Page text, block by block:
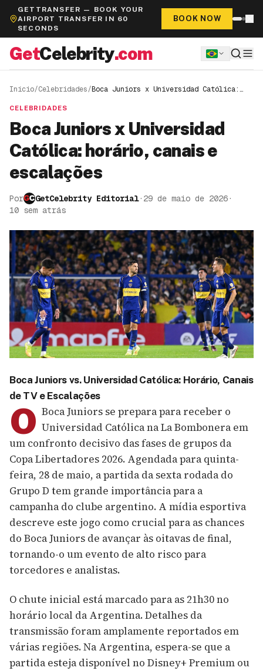
GETTRANSFER — BOOK YOUR
AIRPORT TRANSFER IN 60
SECONDS
BOOK NOW
GetCelebrity.com
Início/Celebridades/Boca Juniors x Universidad Católica:
CELEBRIDADES
Boca Juniors x Universidad
Católica: horário, canais e
escalações
Por GetCelebrity Editorial· 29 de maio de 2026·
10 sem atrás
Boca Juniors vs. Universidad Católica: Horário, Canais
de TV e Escalações
O Boca Juniors se prepara para receber o
Universidad Católica na La Bombonera em
um confronto decisivo das fases de grupos da
Copa Libertadores 2026. Agendada para quinta-
feira, 28 de maio, a partida da sexta rodada do
Grupo D tem grande importância para a
campanha do clube argentino. A mídia esportiva
descreve este jogo como crucial para as chances
do Boca Juniors de avançar às oitavas de final,
tornando-o um evento de alto risco para
torcedores e analistas.
O chute inicial está marcado para as 21h30 no
horário local da Argentina. Detalhes da
transmissão foram amplamente reportados em
várias regiões. Na Argentina, espera-se que a
partida esteja disponível no Disney+ Premium ou